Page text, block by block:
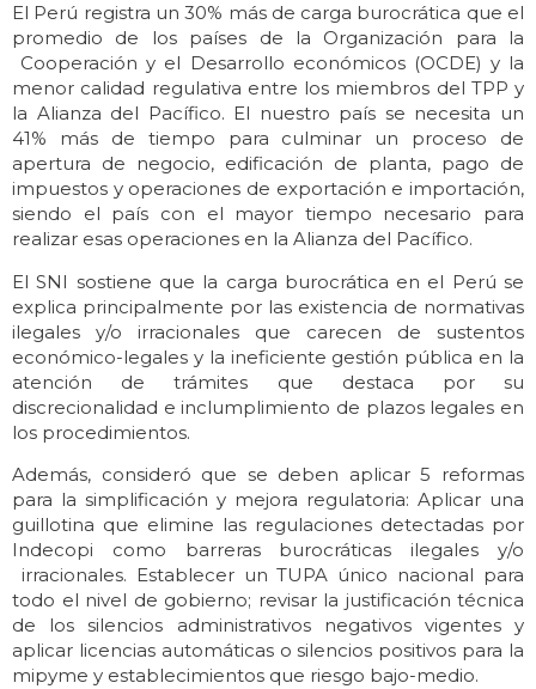
El Perú registra un 30% más de carga burocrática que el
promedio de los países de la Organización para la
Cooperación y el Desarrollo económicos (OCDE) y la
menor calidad regulativa entre los miembros del TPP y
la Alianza del Pacífico. El nuestro país se necesita un
41% más de tiempo para culminar un proceso de
apertura de negocio, edificación de planta, pago de
impuestos y operaciones de exportación e importación,
siendo el país con el mayor tiempo necesario para
realizar esas operaciones en la Alianza del Pacífico.
El SNI sostiene que la carga burocrática en el Perú se
explica principalmente por las existencia de normativas
ilegales y/o irracionales que carecen de sustentos
económico-legales y la ineficiente gestión pública en la
atención de trámites que destaca por su
discrecionalidad e inclumplimiento de plazos legales en
los procedimientos.
Además, consideró que se deben aplicar 5 reformas
para la simplificación y mejora regulatoria: Aplicar una
guillotina que elimine las regulaciones detectadas por
Indecopi como barreras burocráticas ilegales y/o
irracionales. Establecer un TUPA único nacional para
todo el nivel de gobierno; revisar la justificación técnica
de los silencios administrativos negativos vigentes y
aplicar licencias automáticas o silencios positivos para la
mipyme y establecimientos que riesgo bajo-medio.